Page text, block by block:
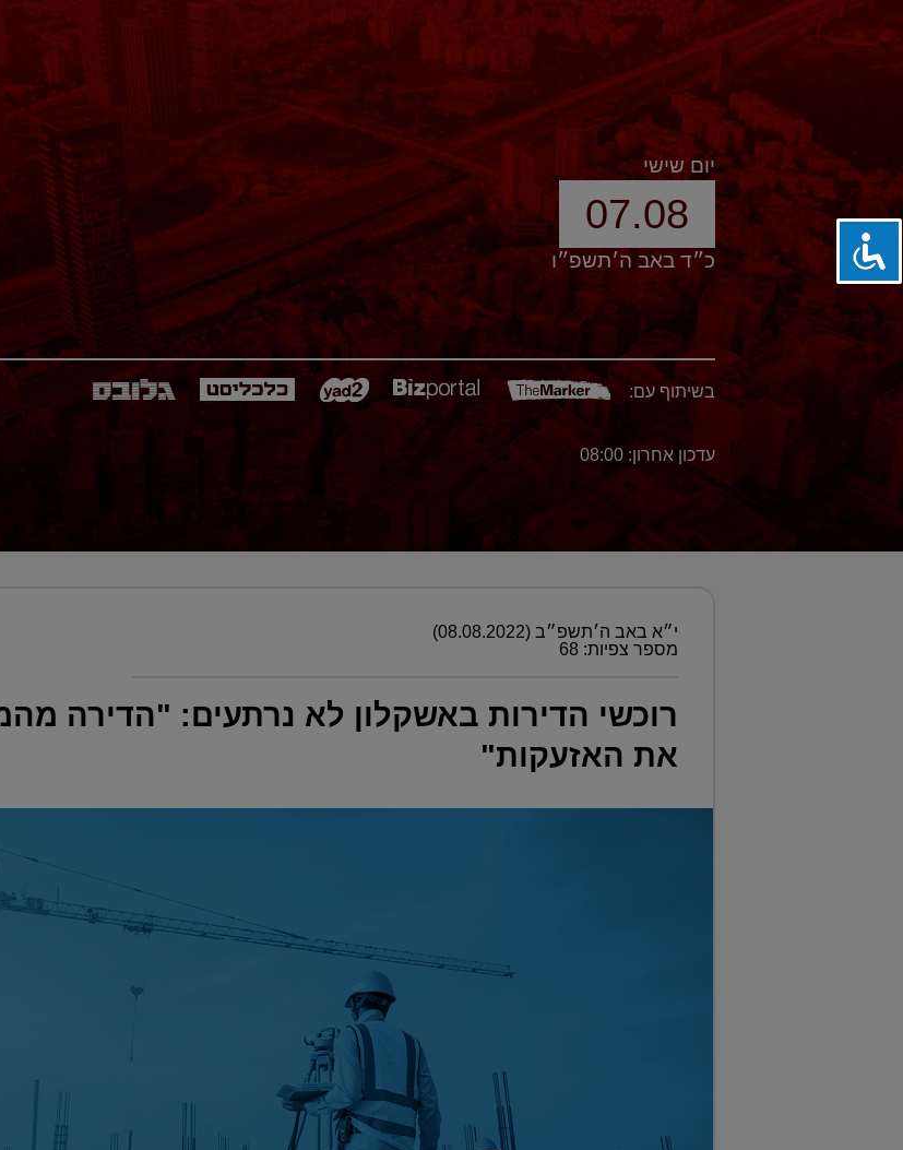
יום שישי
07.08
כ״ד באב ה׳תשפ״ו
בשיתוף עם:
עדכון אחרון: 08:00
י״א באב ה׳תשפ״ב (08.08.2022)
מספר צפיות: 68
רוכשי הדירות באשקלון לא נרתעים: "הדירה
את האזעקות"